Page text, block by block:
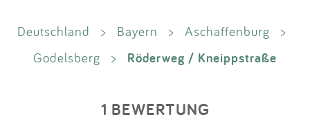
Deutschland > Bayern > Aschaffenburg
>
Godelsberg
> Röderweg / Kneippstraße
1 BEWERTUNG